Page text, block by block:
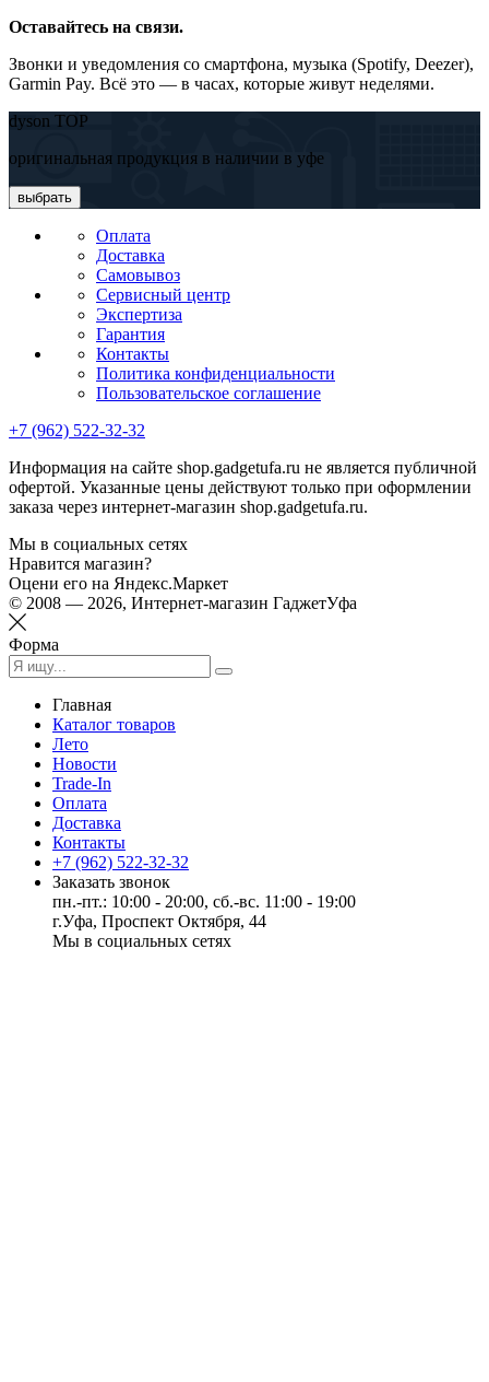
Оставайтесь на связи.
Звонки и уведомления со смартфона, музыка (Spotify, Deezer),
Garmin Pay. Всё это — в часах, которые живут неделями.
dyson TOP
оригинальная продукция в наличии в уфе
выбрать
Оплата
Доставка
Самовывоз
Сервисный центр
Экспертиза
Гарантия
Контакты
Политика конфиденциальности
Пользовательское соглашение
+7 (962) 522-32-32
Информация на сайте shop.gadgetufa.ru не является публичной
офертой. Указанные цены действуют только при оформлении
заказа через интернет-магазин shop.gadgetufa.ru.
Мы в социальных сетях
Нравится магазин?
Оцени его на Яндекс.Маркет
© 2008 — 2026, Интернет-магазин ГаджетУфа
Форма
Главная
Каталог товаров
Лето
Новости
Trade-In
Оплата
Доставка
Контакты
+7 (962) 522-32-32
Заказать звонок
пн.-пт.: 10:00 - 20:00, сб.-вс. 11:00 - 19:00
г.Уфа, Проспект Октября, 44
Мы в социальных сетях